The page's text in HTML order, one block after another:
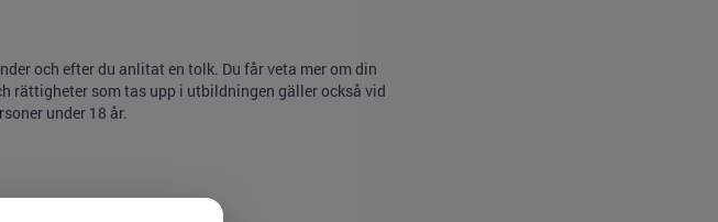
och efter du anlitat en tolk. Du får veta mer om din
rättigheter som tas upp i utbildningen gäller också vid
under 18 år.